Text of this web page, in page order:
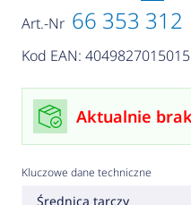
Art.-Nr 66 353 312
Kod EAN: 4049827015015
Aktualnie
Kluczowe dane techniczne
Średnica tarczy